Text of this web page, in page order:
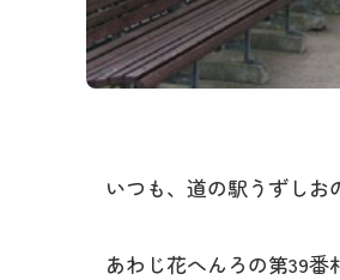
いつも、道の駅うずしお
あわじ花へんろの第39番